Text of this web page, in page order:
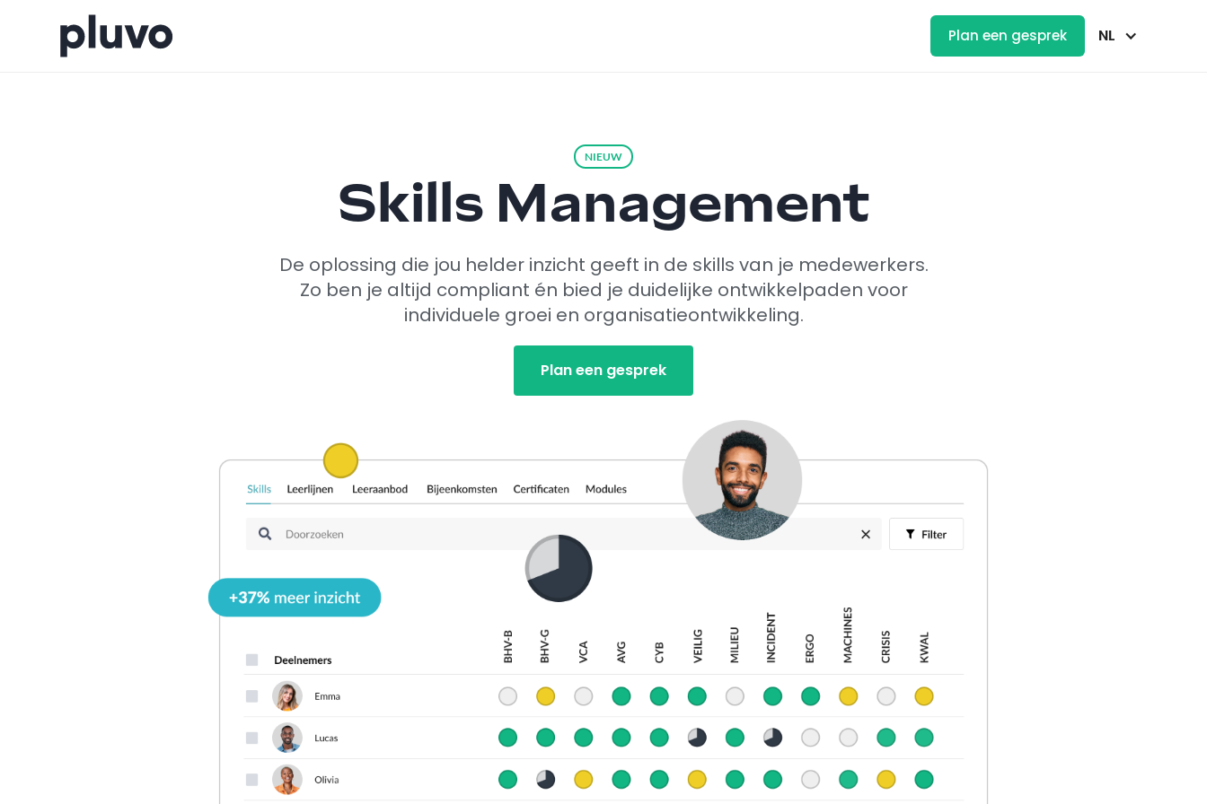
Plan een gesprek NL
NIEUW
Skills Management
De oplossing die jou helder inzicht geeft in de skills van je medewerkers.
Zo ben je altijd compliant én bied je duidelijke ontwikkelpaden voor
individuele groei en organisatieontwikkeling.
Plan een gesprek